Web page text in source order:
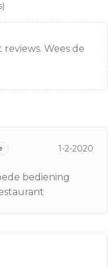
)
Wees de
1-2-2020
bediening